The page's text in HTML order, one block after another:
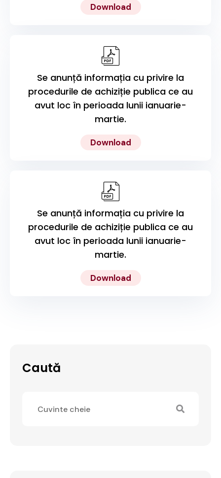
Download
Se anunță informația cu privire la
procedurile de achiziție publica ce au
avut loc în perioada lunii ianuarie-
martie.
Download
Se anunță informația cu privire la
procedurile de achiziție publica ce au
avut loc în perioada lunii ianuarie-
martie.
Download
Caută